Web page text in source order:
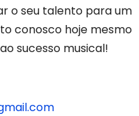
o seu talento para um
conosco hoje mesmo
sucesso musical!